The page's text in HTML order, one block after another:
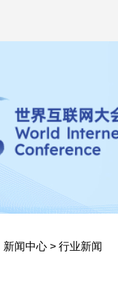
新闻中心 > 行业新闻